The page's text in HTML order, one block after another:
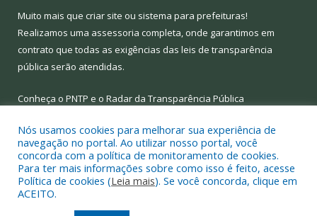
Muito mais que criar site ou sistema para prefeituras!
Realizamos uma assessoria completa, onde garantimos em
contrato que todas as exigências das leis de transparência
pública serão atendidas.
Conheça o PNTP e o Radar da Transparência Pública
Todos os direitos reservados a Prefeitura Municipal de Limoeiro
do Ajuru.
Nós usamos cookies para melhorar sua experiência de
navegação no portal. Ao utilizar nosso portal, você
concorda com a política de monitoramento de cookies.
Para ter mais informações sobre como isso é feito, acesse
Política de cookies (Leia mais). Se você concorda, clique em
ACEITO.